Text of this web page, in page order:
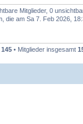
Mitglieder, 0
die am Sa 7. Feb 2026,
145 • Mitglieder insgesamt